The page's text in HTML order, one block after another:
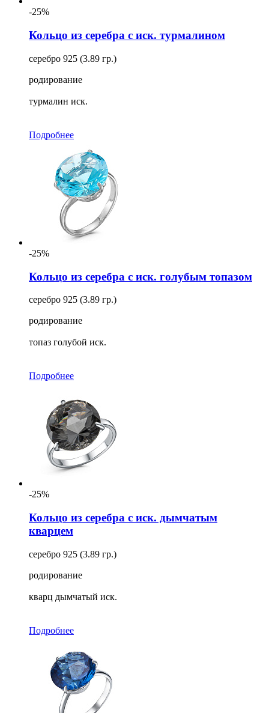
-25%
Кольцо из серебра с иск. турмалином
серебро 925 (3.89 гр.)
родирование
турмалин иск.
Подробнее
-25%
Кольцо из серебра с иск. голубым топазом
серебро 925 (3.89 гр.)
родирование
топаз голубой иск.
Подробнее
-25%
Кольцо из серебра с иск. дымчатым
кварцем
серебро 925 (3.89 гр.)
родирование
кварц дымчатый иск.
Подробнее